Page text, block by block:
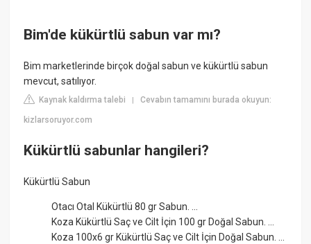
Bim'de kükürtlü sabun var mı?
Bim marketlerinde birçok doğal sabun ve kükürtlü sabun
mevcut, satılıyor.
Kaynak kaldırma talebi |Cevabın tamamını burada okuyun:
kizlarsoruyor.com
Kükürtlü sabunlar hangileri?
Kükürtlü Sabun
Otacı Otal Kükürtlü 80 gr Sabun. ...
Koza Kükürtlü Saç ve Cilt İçin 100 gr Doğal Sabun. ...
Koza 100x6 gr Kükürtlü Saç ve Cilt İçin Doğal Sabun. ...